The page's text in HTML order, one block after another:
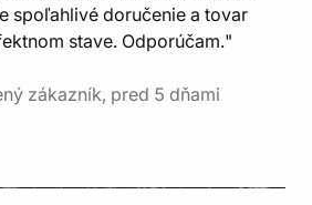
spoľahlivé doručenie a tovar
stave. Odporúčam."
zákazník, pred 5 dňami